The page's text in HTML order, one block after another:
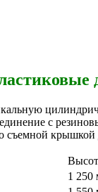
с
съемной
1 250